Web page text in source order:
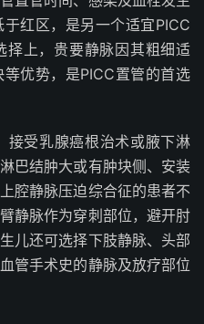
于红区，是另一个适宜PICC
择上，贵要静脉因其粗细适
等优势，是PICC置管的首选
接受乳腺癌根治术或腋下淋
巴结肿大或有肿块侧、安装
腔静脉压迫综合征的患者不
静脉作为穿刺部位，避开肘
儿还可选择下肢静脉、头部
管手术史的静脉及放疗部位